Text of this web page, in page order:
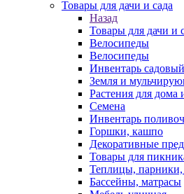
Товары для дачи и сада
Назад
Товары для дачи и
Велосипеды
Велосипеды
Инвентарь садовый
Земля и
Растения для дома
Семена
Инвентарь
Горшки, кашпо
Декоративные
Товары для
Теплицы,
Бассейны, матрасы